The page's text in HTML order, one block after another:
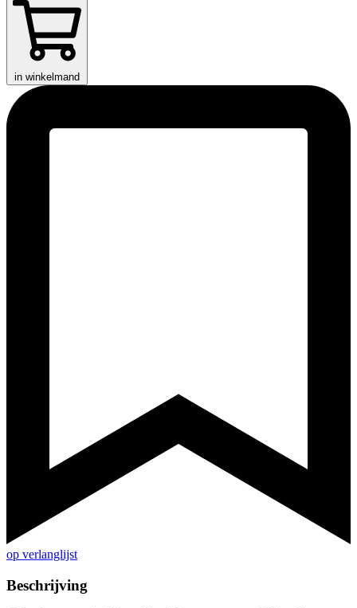
in winkelmand
op verlanglijst
Beschrijving